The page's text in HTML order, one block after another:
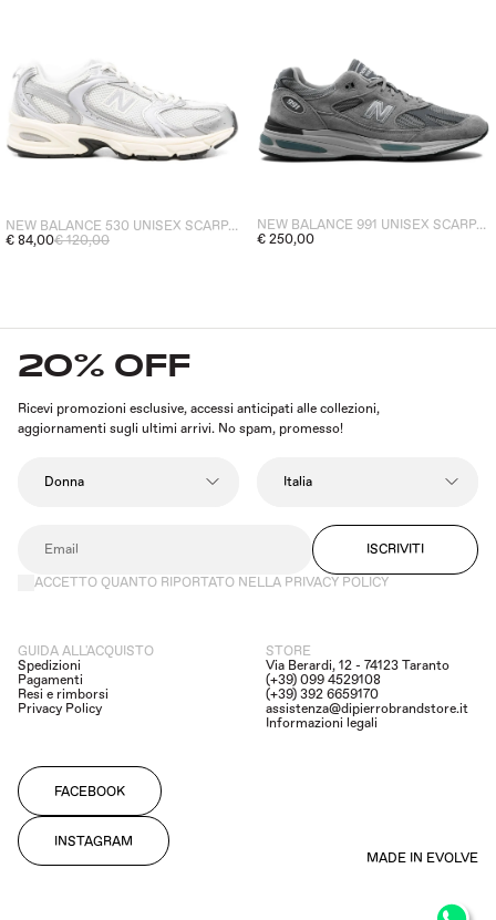
NEW BALANCE 530 UNISEX SCARPA ARGENTO
€ 84,00€ 120,00
NEW BALANCE 991 UNISEX SCARPA GRIGIO
€ 250,00
20% OFF
Ricevi promozioni esclusive, accessi anticipati alle collezioni,
aggiornamenti sugli ultimi arrivi. No spam, promesso!
ISCRIVITI
ACCETTO QUANTO RIPORTATO NELLA PRIVACY POLICY
GUIDA ALL'ACQUISTO
Spedizioni
Pagamenti
Resi e rimborsi
Privacy Policy
STORE
Via Berardi, 12 - 74123 Taranto
(+39) 099 4529108
(+39) 392 6659170
assistenza@dipierrobrandstore.it
Informazioni legali
FACEBOOK
INSTAGRAM
MADE IN EVOLVE